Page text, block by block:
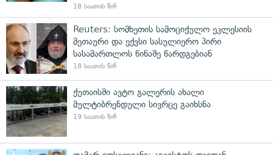
18 საათის წინ
Reuters: სომხეთის სამოციქულო ეკლესიის
მეთაური და ექვსი სასულიერო პირი
სასამართლოს წინაშე წარდგებიან
18 საათის წინ
ქუთაისში ავტო გალერის ახალი
მულტიბრენდული სივრცე გაიხსნა
19 საათის წინ